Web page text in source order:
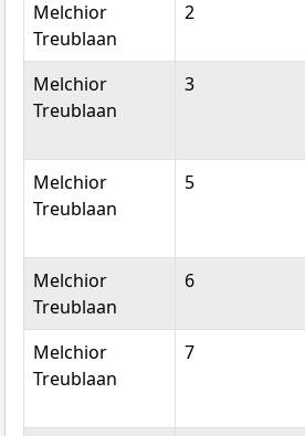
Melchior
Treublaan
2
Melchior
Treublaan
3
Melchior
Treublaan
5
Melchior
Treublaan
6
Melchior
Treublaan
7